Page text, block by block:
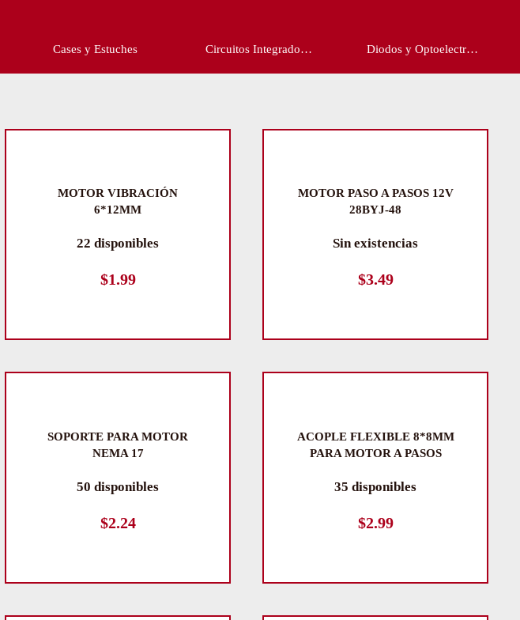
Circuitos Integrado… Diodos y Optoelectr… Drones y Partes
MOTOR VIBRACIÓN
6*12MM
22 disponibles
$1.99
MOTOR PASO A PASOS 12V
28BYJ-48
Sin existencias
$3.49
SOPORTE PARA MOTOR
NEMA 17
50 disponibles
$2.24
ACOPLE FLEXIBLE 8*8MM
PARA MOTOR A PASOS
35 disponibles
$2.99